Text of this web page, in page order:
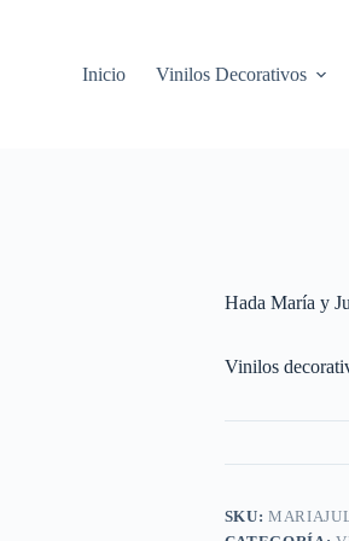
Inicio
Vinilos Decorativos
Hada María y
Vinilos
SKU: